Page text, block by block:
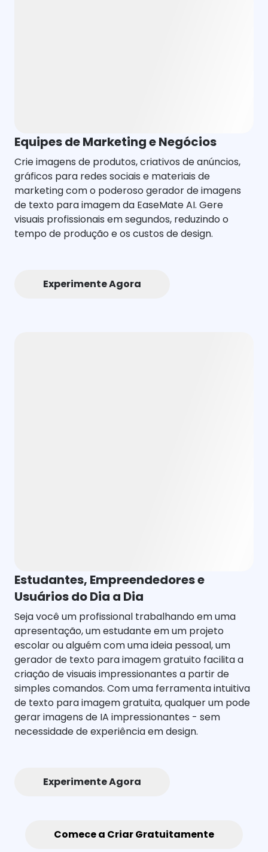
Equipes de Marketing e Negócios
Crie imagens de produtos, criativos de anúncios,
gráficos para redes sociais e materiais de
marketing com o poderoso gerador de imagens
de texto para imagem da EaseMate AI. Gere
visuais profissionais em segundos, reduzindo o
tempo de produção e os custos de design.
Experimente Agora
Estudantes, Empreendedores e
Usuários do Dia a Dia
Seja você um profissional trabalhando em uma
apresentação, um estudante em um projeto
escolar ou alguém com uma ideia pessoal, um
gerador de texto para imagem gratuito facilita a
criação de visuais impressionantes a partir de
simples comandos. Com uma ferramenta intuitiva
de texto para imagem gratuita, qualquer um pode
gerar imagens de IA impressionantes - sem
necessidade de experiência em design.
Experimente Agora
Comece a Criar Gratuitamente